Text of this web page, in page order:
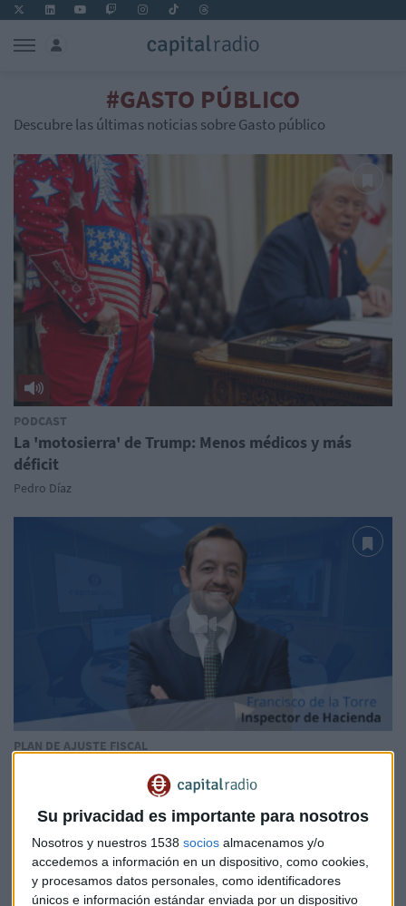
Su privacidad es importante para nosotros
Nosotros y nuestros 1538 socios almacenamos y/o
accedemos a información en un dispositivo, como cookies,
y procesamos datos personales, como identificadores
únicos e información estándar enviada por un dispositivo
#GASTO PÚBLICO
Descubre las últimas noticias sobre Gasto público
PODCAST
La 'motosierra' de Trump: Menos médicos y más
déficit
Pedro Díaz
PLAN DE AJUSTE FISCAL
Guillermo Luna